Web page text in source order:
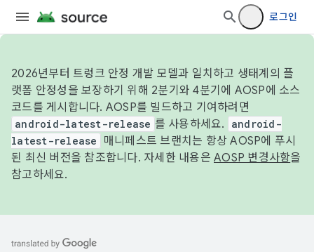
로그인
2026년부터 트렁크 안정 개발 모델과 일치하고 생태계의 플
랫폼 안정성을 보장하기 위해 2분기와 4분기에 AOSP에 소스
코드를 게시합니다. AOSP를 빌드하고 기여하려면
android-latest-release 를 사용하세요.
android-
latest-release
매니페스트 브랜치는 항상 AOSP에 푸시
된 최신 버전을 참조합니다. 자세한 내용은 AOSP 변경사항을
참고하세요.